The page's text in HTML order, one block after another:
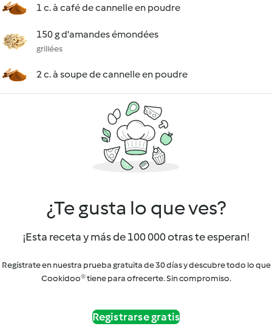
1 c. à café de cannelle en poudre
150 g d'amandes émondées
grillées
2 c. à soupe de cannelle en poudre
¿Te gusta lo que ves?
¡Esta receta y más de 100 000 otras te esperan!
Regístrate en nuestra prueba gratuita de 30 días y descubre todo lo que
Cookidoo® tiene para ofrecerte. Sin compromiso.
Registrarse gratis